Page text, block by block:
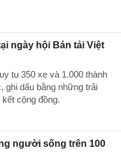
ngày hội Bán tải Việt
tụ 350 xe và 1.000 thành
ghi dấu bằng những trải
cộng đồng.
người sống trên 100